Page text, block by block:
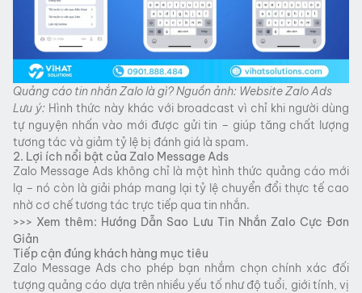
Quảng cáo tin nhắn Zalo là gì? Nguồn ảnh: Website Zalo Ads
Lưu ý: Hình thức này khác với broadcast vì chỉ khi người dùng
tự nguyện nhấn vào mới được gửi tin – giúp tăng chất lượng
tương tác và giảm tỷ lệ bị đánh giá là spam.
2. Lợi ích nổi bật của Zalo Message Ads
Zalo Message Ads không chỉ là một hình thức quảng cáo mới
lạ – nó còn là giải pháp mang lại tỷ lệ chuyển đổi thực tế cao
nhờ cơ chế tương tác trực tiếp qua tin nhắn.
>>> Xem thêm: Hướng Dẫn Sao Lưu Tin Nhắn Zalo Cực Đơn
Giản
Tiếp cận đúng khách hàng mục tiêu
Zalo Message Ads cho phép bạn nhắm chọn chính xác đối
tượng quảng cáo dựa trên nhiều yếu tố như độ tuổi, giới tính, vị